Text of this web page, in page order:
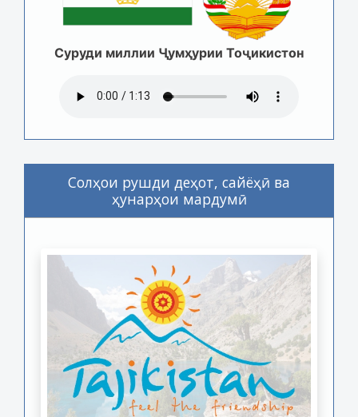
Суруди миллии Ҷумҳурии Тоҷикистон
Солҳои рушди деҳот, сайёҳӣ ва
ҳунарҳои мардумӣ